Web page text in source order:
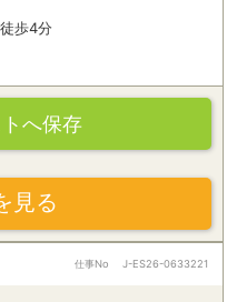
歩4分
へ保存
見る
仕事No J-ES26-0633221